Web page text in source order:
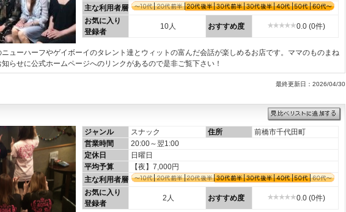
主な利用者層
お気に入り
登録者
10人 おすすめ度 0.0 (0件)
ューハーフやゲイボーイのタレント達とウィットの富んだ会話が楽しめるお店です。ママのものまね
らせに公式ホームページへのリンクがあるので是非ご覧下さい！
最終更新日：2026/04/30
ジャンル スナック 住所
前橋市千代田町
営業時間
20:00～翌1:00
定休日
日曜日
平均予算
【夜】7,000円
主な利用者層
お気に入り
登録者
2人 おすすめ度 0.0 (0件)